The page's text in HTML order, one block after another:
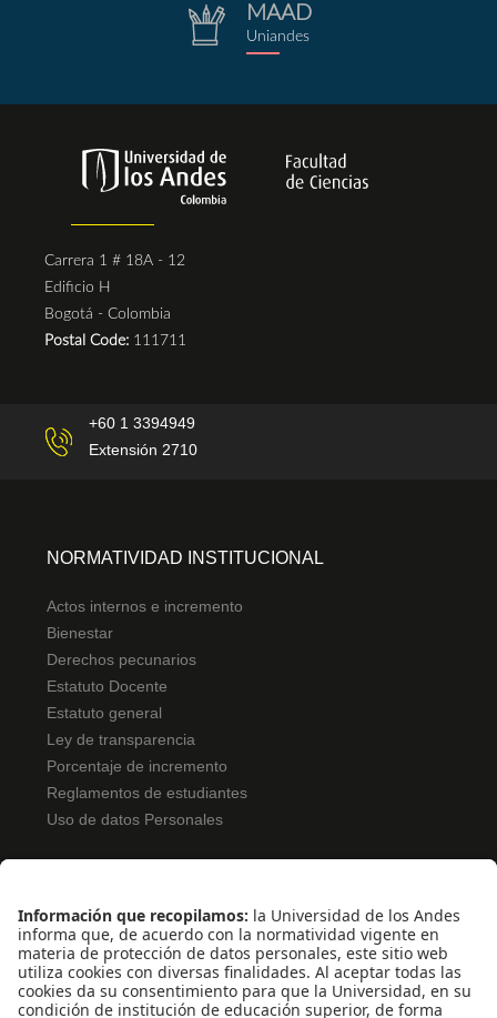
repositorio.png
MAAD
Uniandes
Carrera 1 # 18A - 12
Edificio H
Bogotá - Colombia
Postal Code: 111711
+60 1 3394949
Extensión 2710
NORMATIVIDAD INSTITUCIONAL
Actos internos e incremento
Bienestar
Derechos pecunarios
Estatuto Docente
Estatuto general
Ley de transparencia
Porcentaje de incremento
Reglamentos de estudiantes
Uso de datos Personales
ENLACES RÁPIDOS
Pentágono
Pentágono Virtual
Bolsa de Ofertas